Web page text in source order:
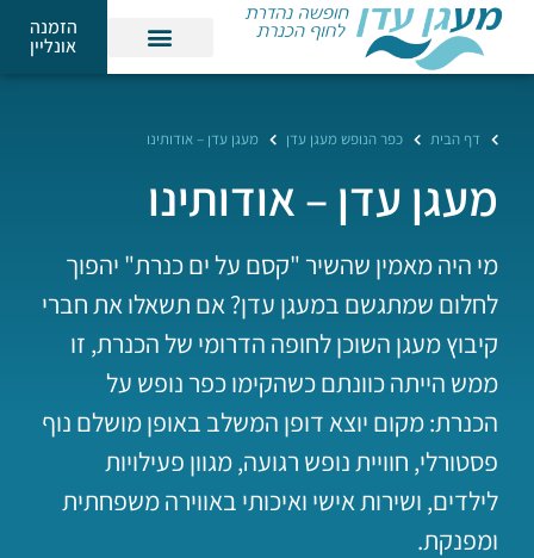
הזמנה
אונליין
דף הבית כפר הנופש מעגן עדן מעגן עדן – אודותינו
מעגן עדן – אודותינו
מי היה מאמין שהשיר "קסם על ים כנרת" יהפוך
לחלום שמתגשם במעגן עדן? אם תשאלו את חברי
קיבוץ מעגן השוכן לחופה הדרומי של הכנרת, זו
ממש הייתה כוונתם כשהקימו כפר נופש על
הכנרת: מקום יוצא דופן המשלב באופן מושלם נוף
פסטורלי, חוויית נופש רגועה, מגוון פעילויות
לילדים, ושירות אישי ואיכותי באווירה משפחתית
ומפנקת.